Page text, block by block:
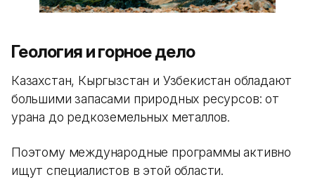
Геология и горное дело
Казахстан, Кыргызстан и Узбекистан обладают
большими запасами природных ресурсов: от
урана до редкоземельных металлов.
Поэтому международные программы активно
ищут специалистов в этой области.